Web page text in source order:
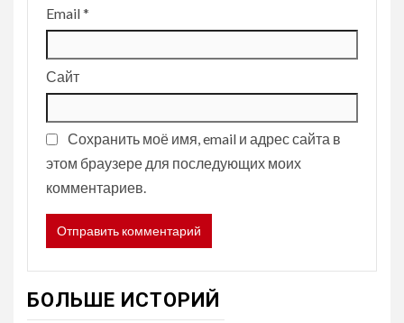
Email*
Сайт
Сохранить моё имя, email и адрес сайта в
этом браузере для последующих моих
комментариев.
БОЛЬШЕ ИСТОРИЙ